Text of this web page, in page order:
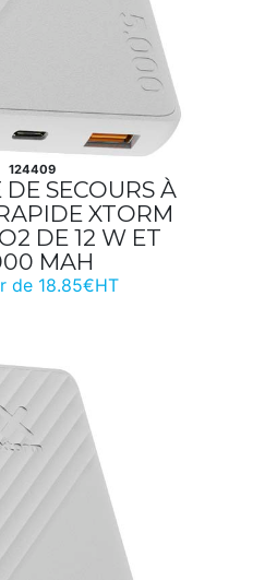
124409
SECOURS À
XTORM
DE 12 W ET
MAH
de 18.85€HT